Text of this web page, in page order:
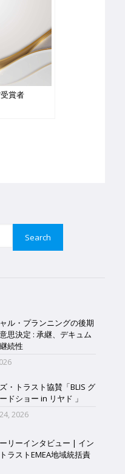
賞者
Search
ル・プランニングの後期
思決定 : 承継、デキュム
続性
・トラスト協賛「BLIS グ
ドショー in リヤド 」
2026
リーインタビュー | イン
ラストEMEA地域統括責